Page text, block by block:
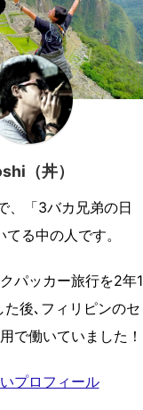
（丼）
、「3バカ兄弟の日
る中の人です。
パッカー旅行を2年1
後､フィリピンのセ
で働いていました！
プロフィール